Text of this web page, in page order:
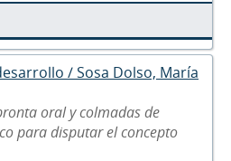
/ Sosa Dolso, María
oral y colmadas de
para disputar el concepto